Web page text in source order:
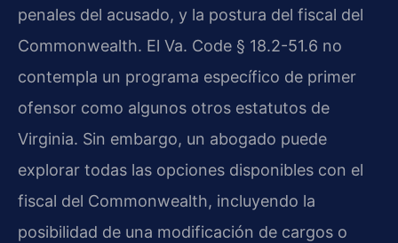
penales del acusado, y la postura del fiscal del
Commonwealth. El Va. Code § 18.2-51.6 no
contempla un programa específico de primer
ofensor como algunos otros estatutos de
Virginia. Sin embargo, un abogado puede
explorar todas las opciones disponibles con el
fiscal del Commonwealth, incluyendo la
posibilidad de una modificación de cargos o